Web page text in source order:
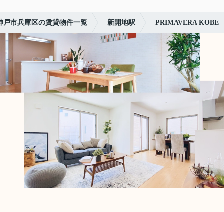
戸市兵庫区の賃貸物件一覧 新開地駅 PRIMAVERA KOBE